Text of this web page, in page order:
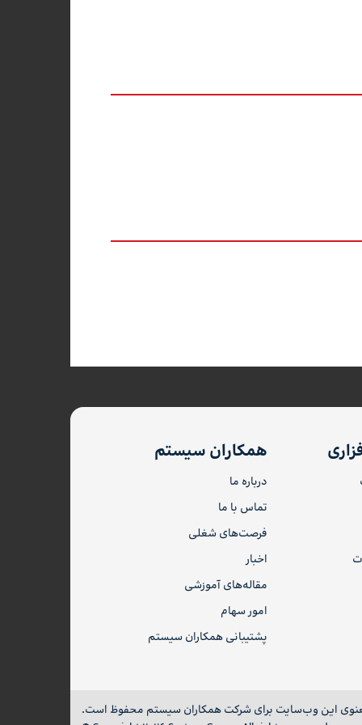
همکاران سیستم
درباره ما
تماس با ما
فرصت‌های شغلی
اخبار
مقاله‌های آموزشی
امور سهام
پشتیبانی همکاران سیستم
این وب‌سایت برای شرکت همکاران سیستم محفوظ است.